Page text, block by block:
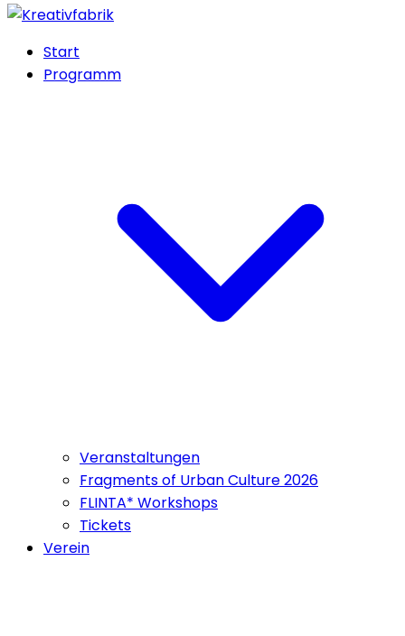
Start
Programm
Veranstaltungen
Fragments of Urban Culture 2026
FLINTA* Workshops
Tickets
Verein